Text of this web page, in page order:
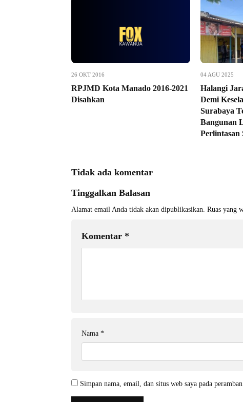
26 OKT 2016
RPJMD Kota Manado 2016-2021
Disahkan
04 AGU 2025
Halangi
Demi
Surabaya
Bangunan
Perlintasan
Tidak ada komentar
Tinggalkan Balasan
Alamat email Anda tidak akan dipublikasikan. Ruas yang
Komentar *
Nama *
Simpan nama, email, dan situs web saya pada